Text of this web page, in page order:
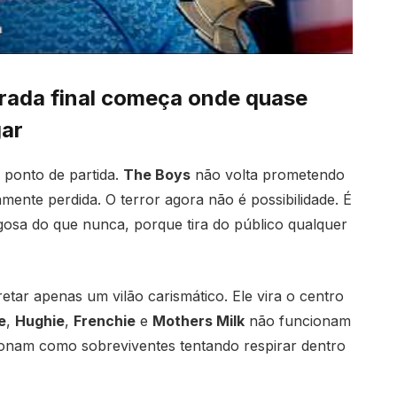
final começa onde quase
de partida. The Boysnão volta prometendo
perdida. O terror agora não é possibilidade. É
do que nunca, porque tira do público qualquer
apenas um vilão carismático. Ele vira o centro
, Hughie, Frenchiee Mothers Milknão funcionam
como sobreviventes tentando respirar dentro